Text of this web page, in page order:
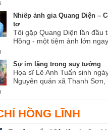
Nhiếp ảnh gia Quang Diện –
tơ
Tôi gặp Quang Diện lần đầu
Hồng - một tiệm ảnh lớn
Sự im lặng trong suy tưởng
Họa sĩ Lê Anh Tuấn sinh
Nguyên quán xã Thanh Sơn,
HỒNG LĨNH